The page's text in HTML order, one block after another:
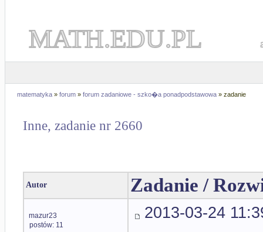
MATH.EDU.PL
matematyka » forum » forum zadaniowe - szko�a ponadpodstawowa » zadanie
Inne, zadanie nr 2660
Autor Zadanie /
mazur23
postów: 11
2013-03-24